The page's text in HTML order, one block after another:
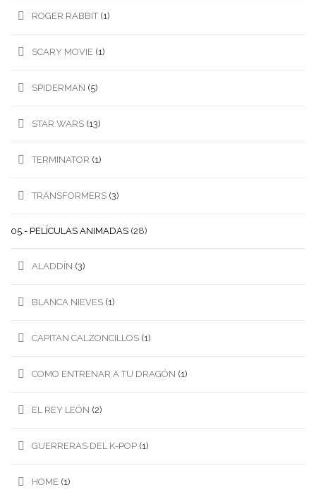
ROGER RABBIT (1)
SCARY MOVIE (1)
SPIDERMAN (5)
STAR WARS (13)
TERMINATOR (1)
TRANSFORMERS (3)
05.- PELÍCULAS ANIMADAS (28)
ALADDÍN (3)
BLANCA NIEVES (1)
CAPITAN CALZONCILLOS (1)
COMO ENTRENAR A TU DRAGÓN (1)
EL REY LEÓN (2)
GUERRERAS DEL K-POP (1)
HOME (1)